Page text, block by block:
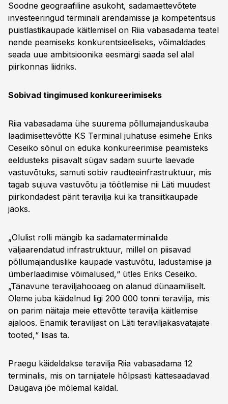
Soodne geograafiline asukoht, sadamaettevõtete
investeeringud terminali arendamisse ja kompetentsus
puistlastikaupade käitlemisel on Riia vabasadama teatel
nende peamiseks konkurentsieeliseks, võimaldades
seada uue ambitsioonika eesmärgi saada sel alal
piirkonnas liidriks.
Sobivad tingimused konkureerimiseks
Riia vabasadama ühe suurema põllumajanduskauba
laadimisettevõtte KS Terminal juhatuse esimehe Eriks
Ceseiko sõnul on eduka konkureerimise peamisteks
eeldusteks piisavalt sügav sadam suurte laevade
vastuvõtuks, samuti sobiv raudteeinfrastruktuur, mis
tagab sujuva vastuvõtu ja töötlemise nii Läti muudest
piirkondadest pärit teravilja kui ka transiitkaupade
jaoks.
„Olulist rolli mängib ka sadamaterminalide
väljaarendatud infrastruktuur, millel on piisavad
põllumajanduslike kaupade vastuvõtu, ladustamise ja
ümberlaadimise võimalused,“ ütles Eriks Ceseiko.
„Tänavune teraviljahooaeg on alanud dünaamiliselt.
Oleme juba käidelnud ligi 200 000 tonni teravilja, mis
on parim näitaja meie ettevõtte teravilja käitlemise
ajaloos. Enamik teraviljast on Läti teraviljakasvatajate
tooted,“ lisas ta.
Praegu käideldakse teravilja Riia vabasadama 12
terminalis, mis on tarnijatele hõlpsasti kättesaadavad
Daugava jõe mõlemal kaldal.